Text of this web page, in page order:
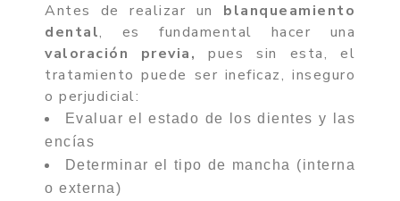
Antes de realizar un blanqueamiento
dental, es fundamental hacer una
valoración previa,
pues sin esta, el
tratamiento puede ser ineficaz, inseguro
o perjudicial:
Evaluar el estado de los dientes y las
encías
Determinar el tipo de mancha (interna
o externa)